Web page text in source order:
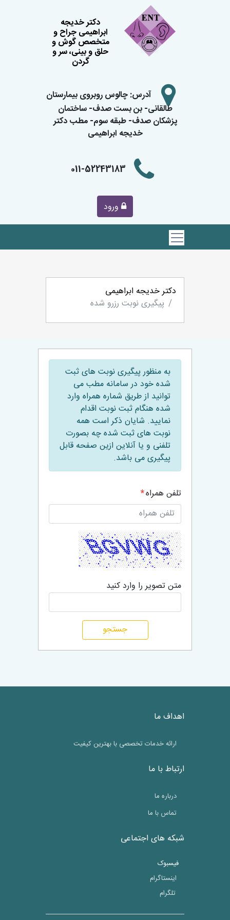
دکتر خدیجه
ابراهیمی جراح و
متخصص گوش و
حلق و بینی، سر و
گردن
آدرس: چالوس روبروی بیمارستان
طالقانی- بن بست صدف- ساختمان
پزشکان صدف- طبقه سوم- مطب دکتر
خدیجه ابراهیمی
011-52243183
ورود
دکتر خدیجه ابراهیمی
پیگیری نوبت رزرو شده
به منظور پیگیری نوبت های ثبت
شده خود در سامانه مطب می
توانید از طریق شماره همراه وارد
شده هنگام ثبت نوبت اقدام
نمایید. شایان ذکر است همه
نوبت های ثبت شده چه بصورت
تلفنی و یا آنلاین ازین صفحه قابل
پیگیری می باشد.
تلفن همراه
متن تصویر را وارد کنید
جستجو
اهداف ما
ارائه خدمات تخصصی با بهترین کیفیت
ارتباط با ما
درباره ما
تماس با ما
شبکه های اجتماعی
فیسبوک
اینستاگرام
تلگرام